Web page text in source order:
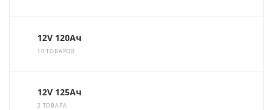
12V 120Ач
10 ТОВАРОВ
12V 125Ач
2 ТОВАРА